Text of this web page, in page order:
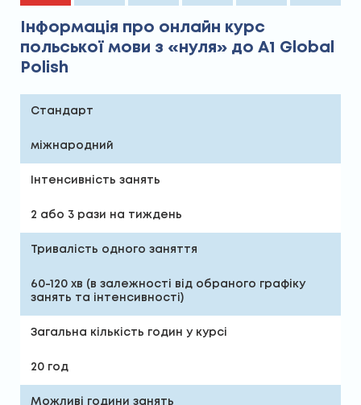
Інформація про онлайн курс
польської мови з «нуля» до А1 Global
Polish
Стандарт
міжнародний
Інтенсивність занять
2 або 3 рази на тиждень
Тривалість одного заняття
60-120 хв (в залежності від обраного графіку
занять та інтенсивності)
Загальна кількість годин у курсі
20 год
Можливі години занять